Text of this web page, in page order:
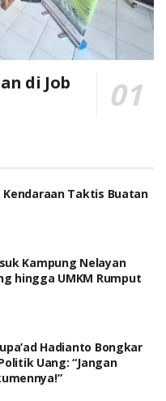
di Job
Kendaraan Taktis Buatan
Kampung Nelayan
hingga UMKM Rumput
Hadianto Bongkar
Uang: “Jangan